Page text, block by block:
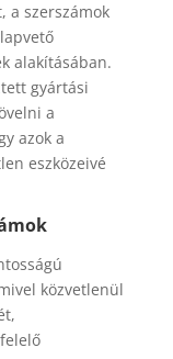
a szerszámok
alakításában.
gyártási
a
azok a
eszközeivé
közvetlenül